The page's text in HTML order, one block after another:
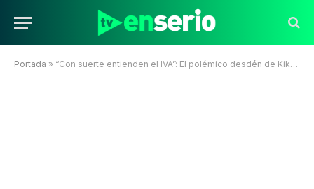
Portada » “Con suerte entienden el IVA”: El polémico desdén de Kike Mujica hacia la ciudadanía en Mesa Central